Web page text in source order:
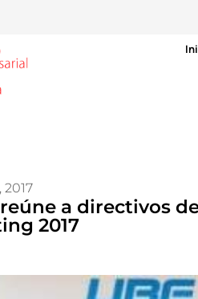
2017
reúne a directivos
2017